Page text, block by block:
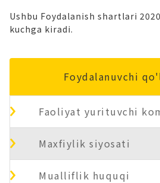
Ushbu Foydalanish shartlari
kuchga kiradi.
Foydalanuvchi
Faoliyat yurituvchi
Maxfiylik siyosati
Mualliflik huquqi